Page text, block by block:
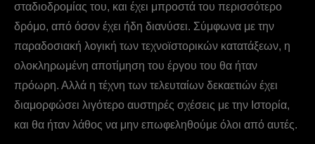
σταδιοδρομίας του, και έχει μπροστά του περισσότερο
δρόμο, από όσον έχει ήδη διανύσει. Σύμφωνα με την
παραδοσιακή λογική των τεχνοϊστορικών κατατάξεων, η
ολοκληρωμένη αποτίμηση του έργου του θα ήταν
πρόωρη. Αλλά η τέχνη των τελευταίων δεκαετιών έχει
διαμορφώσει λιγότερο αυστηρές σχέσεις με την Iστορία,
και θα ήταν λάθος να μην επωφεληθούμε όλοι από αυτές.